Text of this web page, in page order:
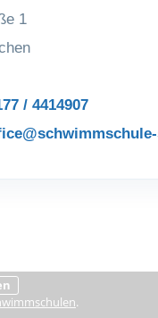
1
/ 4414907
.